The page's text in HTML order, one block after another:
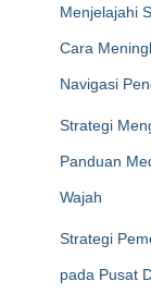
Menjelajahi
Cara
Navigasi
Strategi
Panduan
Wajah
Strategi
pada Pusat